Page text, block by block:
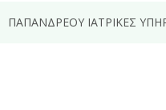
ΠΑΠΑΝΔΡΕΟΥ ΙΑΤΡΙΚΕΣ